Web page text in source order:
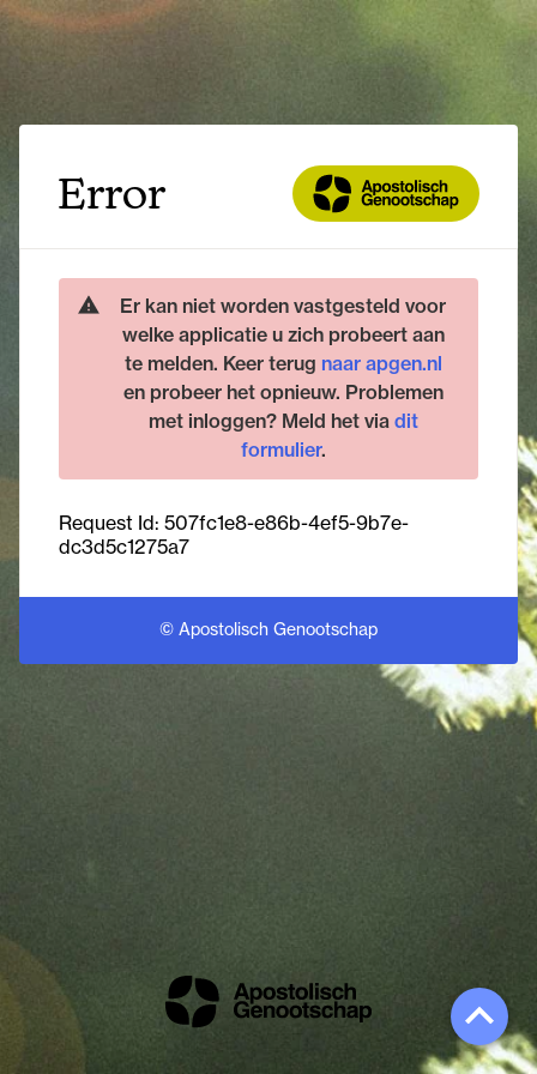
Error
Er kan niet worden vastgesteld voor
welke applicatie u zich probeert aan
te melden. Keer terug naar apgen.nl
en probeer het opnieuw. Problemen
met inloggen? Meld het via dit
formulier.
Request Id: 507fc1e8-e86b-4ef5-9b7e-
dc3d5c1275a7
© Apostolisch Genootschap